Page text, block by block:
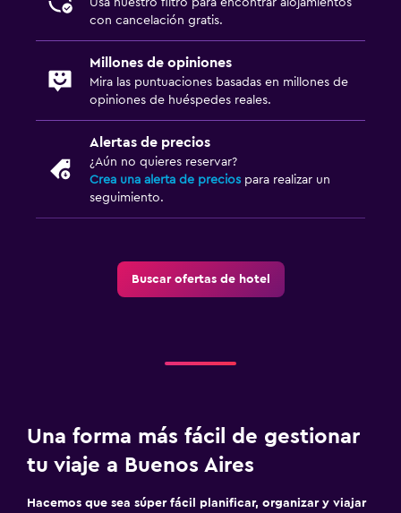
con cancelación gratis.
Millones de opiniones
Mira las puntuaciones basadas en millones de
opiniones de huéspedes reales.
Alertas de precios
¿Aún no quieres reservar?
Crea una alerta de precios para realizar un
seguimiento.
Buscar ofertas de hotel
Una forma más fácil de gestionar
tu viaje a Buenos Aires
Hacemos que sea súper fácil planificar, organizar y viajar